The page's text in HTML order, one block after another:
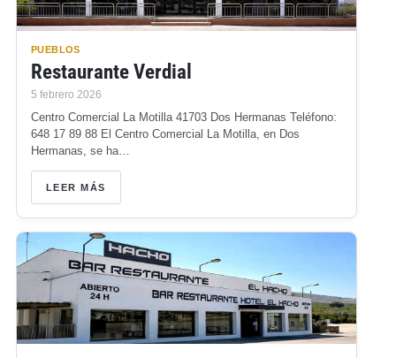
PUEBLOS
Restaurante Verdial
5 febrero 2026
Centro Comercial La Motilla 41703 Dos Hermanas Teléfono:
648 17 89 88 El Centro Comercial La Motilla, en Dos
Hermanas, se ha…
LEER MÁS